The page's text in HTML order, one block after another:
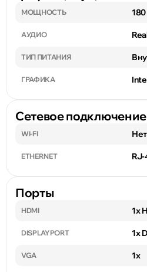
МОЩНОСТЬ
АУДИО
ТИП ПИТАНИЯ
ГРАФИКА
Сетевое подключение
WI-FI Нет
ETHERNET
Порты
HDMI 1x
DISPLAYPORT 1x
VGA 1x